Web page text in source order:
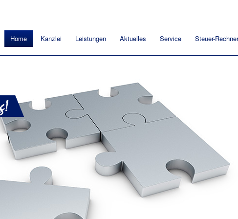
Home Kanzlei Leistungen Aktuelles Service Steuer-Rechner